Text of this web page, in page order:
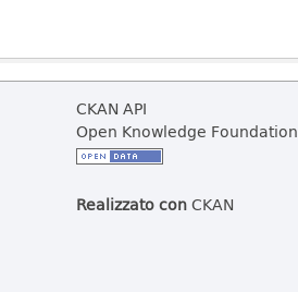
CKAN API
Open Knowledge Foundation
Realizzato conCKAN